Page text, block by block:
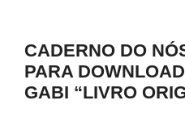
CADERNO DO
PARA
GABI “LIVRO